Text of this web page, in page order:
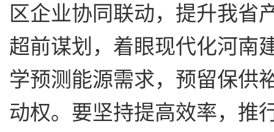
区企业协同联动，提升我省
超前谋划，着眼现代化河南
学预测能源需求，预留保供
动权。要坚持提高效率，推